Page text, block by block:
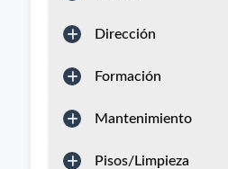
Dirección
Formación
Mantenimiento
Pisos/Limpieza